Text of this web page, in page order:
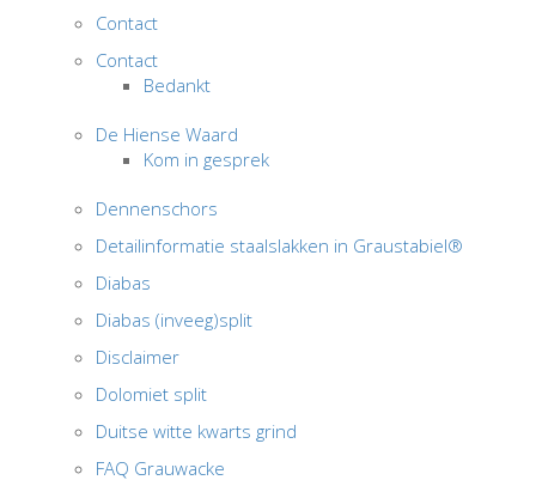
Contact
Contact
Bedankt
De Hiense Waard
Kom in gesprek
Dennenschors
Detailinformatie staalslakken in Graustabiel®
Diabas
Diabas (inveeg)split
Disclaimer
Dolomiet split
Duitse witte kwarts grind
FAQ Grauwacke